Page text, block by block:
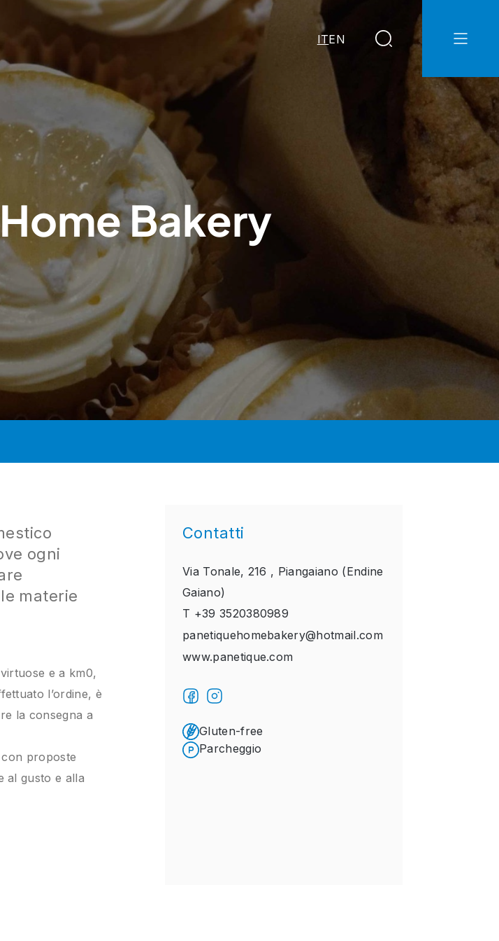
ITEN
Bakery
ogni
materie
e a km0,
l’ordine, è
la consegna a
proposte
al gusto e alla
Contatti
Via Tonale, 216 , Piangaiano (Endine
Gaiano)
T +39 3520380989
panetiquehomebakery@hotmail.com
www.panetique.com
Gluten-free
Parcheggio